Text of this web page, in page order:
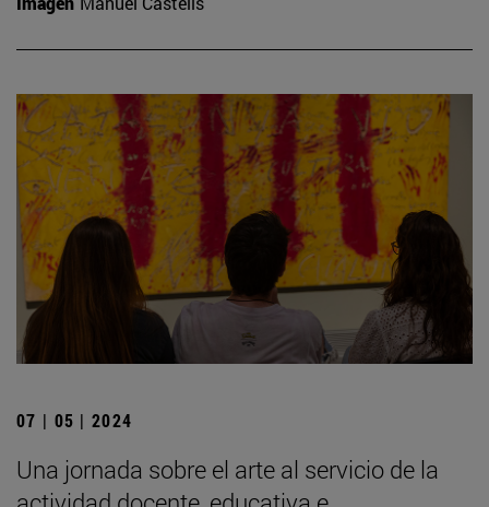
07 | 05 | 2024
Una jornada sobre el arte al servicio de la